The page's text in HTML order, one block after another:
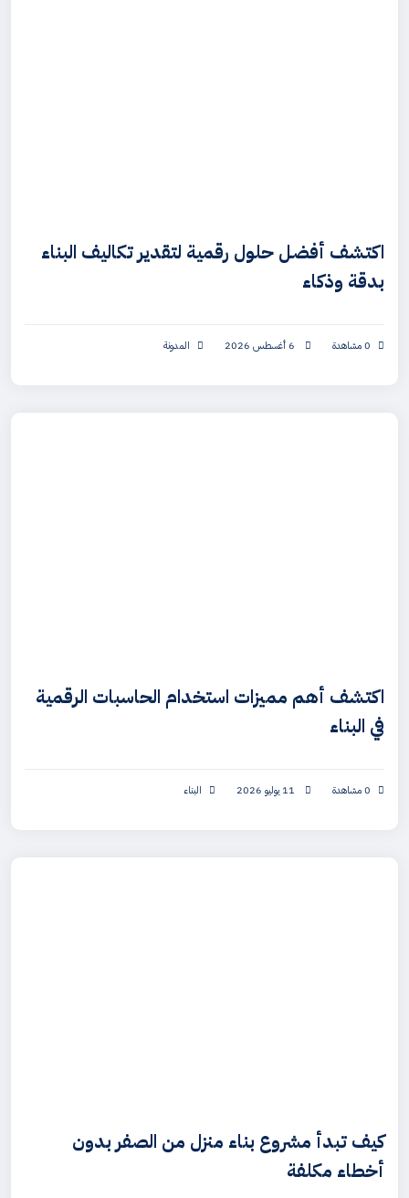
اكتشف أفضل حلول رقمية لتقدير تكاليف البناء
بدقة وذكاء
0 مشاهدة المدونة
اكتشف أهم مميزات استخدام الحاسبات الرقمية
في البناء
0 مشاهدة البناء
كيف تبدأ مشروع بناء منزل من الصفر بدون
أخطاء مكلفة